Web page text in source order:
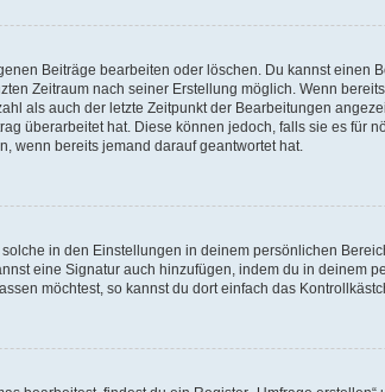
Beiträge bearbeiten oder löschen. Du kannst einen
Zeitraum nach seiner Erstellung möglich. Wenn
als auch der letzte Zeitpunkt der Bearbeitungen
überarbeitet hat. Diese können jedoch, falls sie es für
wenn bereits jemand darauf geantwortet hat.
in den Einstellungen in deinem persönlichen
eine Signatur auch hinzufügen, indem du in deinem
möchtest, so kannst du dort einfach das